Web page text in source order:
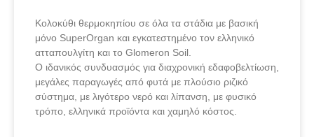
Κολοκύθι θερμοκηπίου σε όλα τα στάδια με βασική
μόνο SuperOrgan και εγκατεστημένο τον ελληνικό
ατταπουλγίτη και το Glomeron Soil.
Ο ιδανικός συνδυασμός για διαχρονική εδαφοβελτίωση,
μεγάλες παραγωγές από φυτά με πλούσιο ριζικό
σύστημα, με λιγότερο νερό και λίπανση, με φυσικό
τρόπο, ελληνικά προϊόντα και χαμηλό κόστος.